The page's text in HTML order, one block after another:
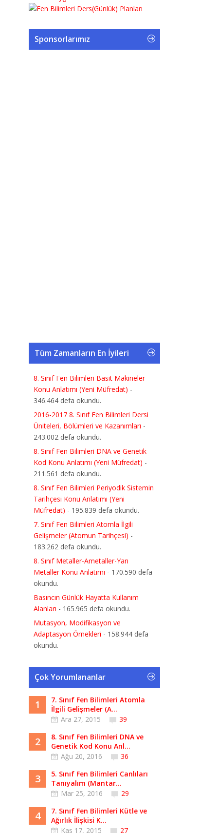
Sponsorlarımız
Tüm Zamanların En İyileri
8. Sınıf Fen Bilimleri Basit Makineler
Konu Anlatımı (Yeni Müfredat) -
346.464 defa okundu.
2016-2017 8. Sınıf Fen Bilimleri Dersi
Üniteleri, Bölümleri ve Kazanımları -
243.002 defa okundu.
8. Sınıf Fen Bilimleri DNA ve Genetik
Kod Konu Anlatımı (Yeni Müfredat) -
211.561 defa okundu.
8. Sınıf Fen Bilimleri Periyodik Sistemin
Tarihçesi Konu Anlatımı (Yeni
Müfredat) - 195.839 defa okundu.
7. Sınıf Fen Bilimleri Atomla İlgili
Gelişmeler (Atomun Tarihçesi) -
183.262 defa okundu.
8. Sınıf Metaller-Ametaller-Yarı
Metaller Konu Anlatımı - 170.590 defa
okundu.
Basıncın Günlük Hayatta Kullanım
Alanları - 165.965 defa okundu.
Mutasyon, Modifikasyon ve
Adaptasyon Örnekleri - 158.944 defa
okundu.
Çok Yorumlananlar
1
7. Sınıf Fen Bilimleri Atomla
İlgili Gelişmeler (A...
Ara 27, 2015
39
2
8. Sınıf Fen Bilimleri DNA ve
Genetik Kod Konu Anl...
Ağu 20, 2016
36
3
5. Sınıf Fen Bilimleri Canlıları
Tanıyalım (Mantar...
Mar 25, 2016
29
4
7. Sınıf Fen Bilimleri Kütle ve
Ağırlık İlişkisi K...
Kas 17, 2015
27